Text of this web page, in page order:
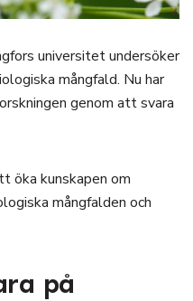
universitet undersöker
mångfald. Nu har
genom att svara
öka kunskapen om
mångfalden och
på